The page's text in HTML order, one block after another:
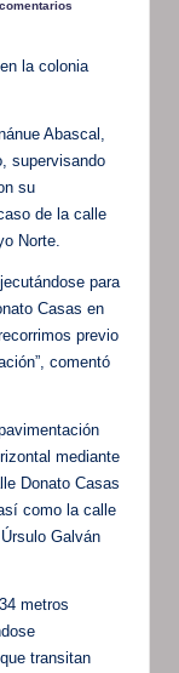
la colonia
Abascal,
supervisando
su
de la calle
Norte.
para
Casas en
previo
comentó
mediante
Donato Casas
como la calle
Galván
metros
transitan